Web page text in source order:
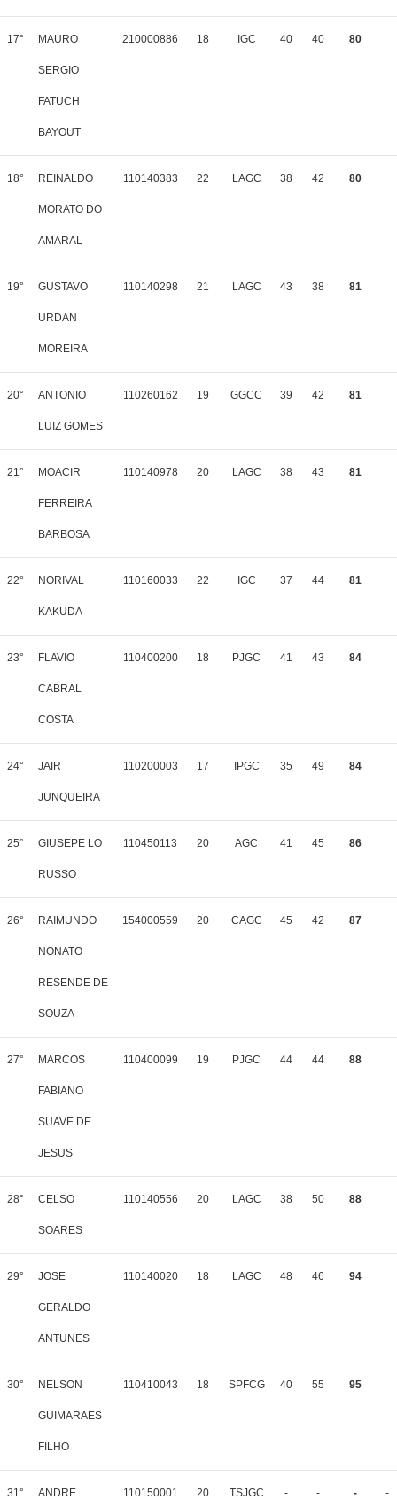
17° MAURO
SERGIO
FATUCH
BAYOUT
210000886 18 IGC 40 40 80
18° REINALDO
MORATO DO
AMARAL
110140383 22 LAGC 38 42 80
19° GUSTAVO
URDAN
MOREIRA
110140298 21 LAGC 43 38 81
20° ANTONIO
LUIZ GOMES
110260162 19 GGCC 39 42 81
21° MOACIR
FERREIRA
BARBOSA
110140978 20 LAGC 38 43 81
22° NORIVAL
KAKUDA
110160033 22 IGC 37 44 81
23° FLAVIO
CABRAL
COSTA
110400200 18 PJGC 41 43 84
24° JAIR
JUNQUEIRA
110200003 17 IPGC 35 49 84
25° GIUSEPE LO
RUSSO
110450113 20 AGC 41 45 86
26° RAIMUNDO
NONATO
RESENDE DE
SOUZA
154000559 20 CAGC 45 42 87
27° MARCOS
FABIANO
SUAVE DE
JESUS
110400099 19 PJGC 44 44 88
28° CELSO
SOARES
110140556 20 LAGC 38 50 88
29° JOSE
GERALDO
ANTUNES
110140020 18 LAGC 48 46 94
30° NELSON
GUIMARAES
FILHO
110410043 18 SPFCG 40 55 95
31° ANDRE 110150001 20 TSJGC - - - -